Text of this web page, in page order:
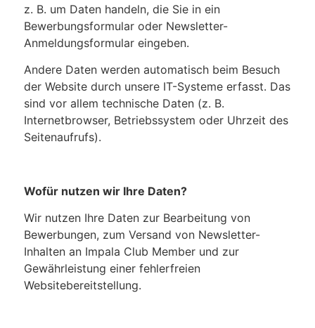
z. B. um Daten handeln, die Sie in ein
Bewerbungsformular oder Newsletter-
Anmeldungsformular eingeben.
Andere Daten werden automatisch beim Besuch
der Website durch unsere IT-Systeme erfasst. Das
sind vor allem technische Daten (z. B.
Internetbrowser, Betriebssystem oder Uhrzeit des
Seitenaufrufs).
Wofür nutzen wir Ihre Daten?
Wir nutzen Ihre Daten zur Bearbeitung von
Bewerbungen, zum Versand von Newsletter-
Inhalten an Impala Club Member und zur
Gewährleistung einer fehlerfreien
Websitebereitstellung.